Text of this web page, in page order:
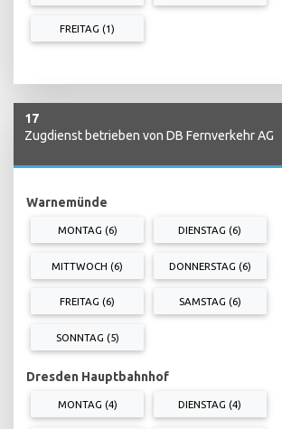
FREITAG (1)
17
Zugdienst betrieben von DB Fernverkehr AG
Warnemünde
MONTAG (6) DIENSTAG (6)
MITTWOCH (6) DONNERSTAG (6)
FREITAG (6) SAMSTAG (6)
SONNTAG (5)
Dresden Hauptbahnhof
MONTAG (4) DIENSTAG (4)